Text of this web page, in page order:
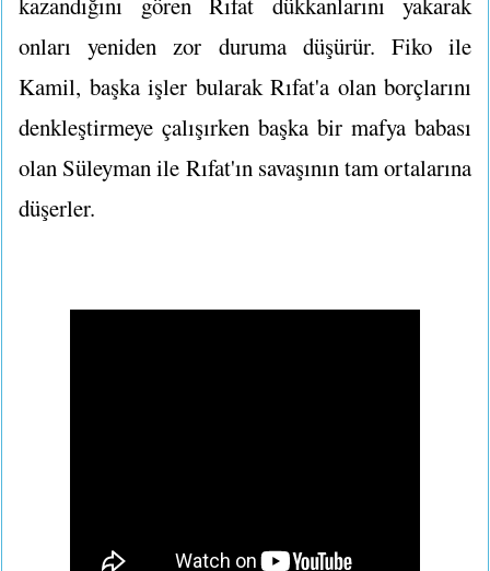
onları yeniden zor duruma düşürür. Fiko ile
Kamil, başka işler bularak Rıfat'a olan borçlarını
denkleştirmeye çalışırken başka bir mafya babası
olan Süleyman ile Rıfat'ın savaşının tam ortalarına
düşerler.